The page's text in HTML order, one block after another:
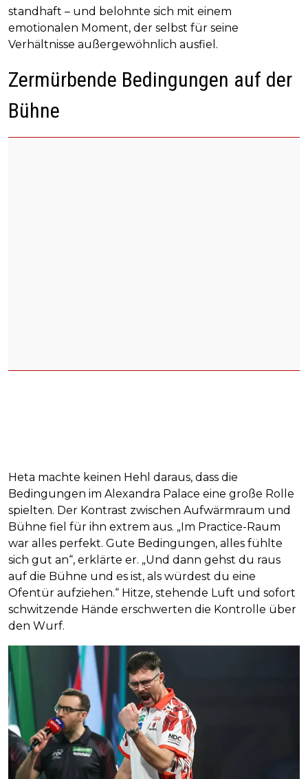
standhaft – und belohnte sich mit einem
emotionalen Moment, der selbst für seine
Verhältnisse außergewöhnlich ausfiel.
Zermürbende Bedingungen auf der
Bühne
Heta machte keinen Hehl daraus, dass die
Bedingungen im Alexandra Palace eine große Rolle
spielten. Der Kontrast zwischen Aufwärmraum und
Bühne fiel für ihn extrem aus. „Im Practice-Raum
war alles perfekt. Gute Bedingungen, alles fühlte
sich gut an“, erklärte er. „Und dann gehst du raus
auf die Bühne und es ist, als würdest du eine
Ofentür aufziehen.“ Hitze, stehende Luft und sofort
schwitzende Hände erschwerten die Kontrolle über
den Wurf.